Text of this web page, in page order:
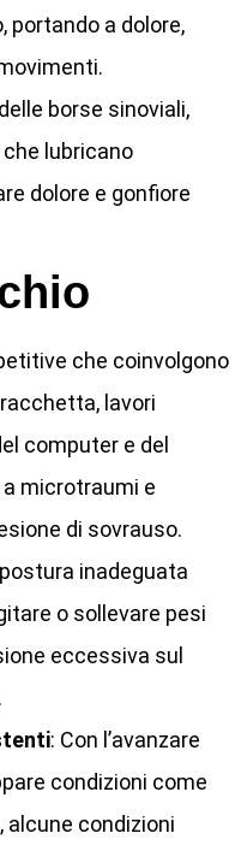
portando a dolore,
borse sinoviali,
lubricano
dolore e gonfiore
che coinvolgono
lavori
computer e del
microtraumi e
di sovrauso.
inadeguata
o sollevare pesi
eccessiva sul
: Con l’avanzare
condizioni come
alcune condizioni